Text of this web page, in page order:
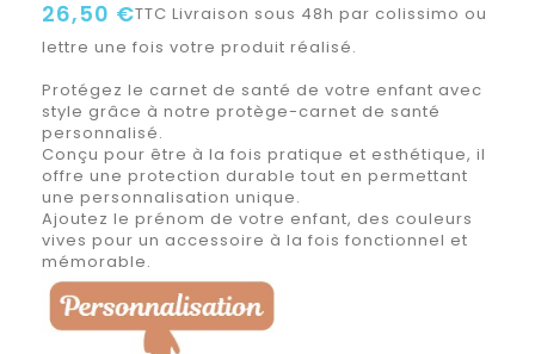
26,50 €TTC Livraison sous 48h par colissimo ou
lettre une fois votre produit réalisé.
Protégez le carnet de santé de votre enfant avec
style grâce à notre protège-carnet de santé
personnalisé.
Conçu pour être à la fois pratique et esthétique, il
offre une protection durable tout en permettant
une personnalisation unique.
Ajoutez le prénom de votre enfant, des couleurs
vives pour un accessoire à la fois fonctionnel et
mémorable.